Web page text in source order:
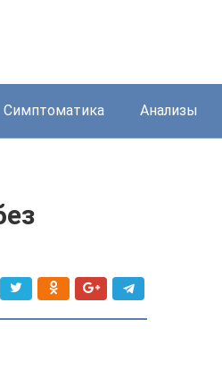
Симптоматика Анализы